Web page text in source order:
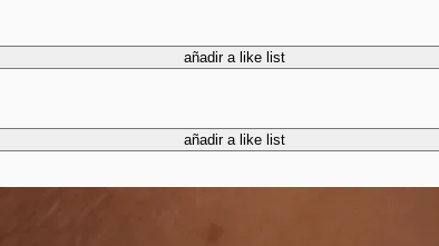
añadir a like list
añadir a like list